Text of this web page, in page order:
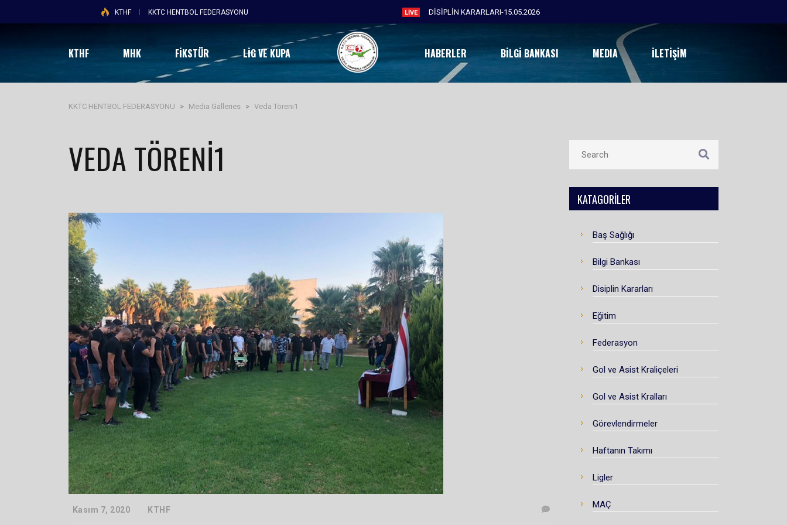
KTHF KKTC HENTBOL FEDERASYONU LIVE
KTHF MHK FİKSTÜR LIG VE KUPA HABERLER BILGI BANKASI MEDIA İLETIŞIM
KKTC HENTBOL FEDERASYONU > Media Galleries > Veda Töreni1
VEDA TÖRENI1
Kasım 7, 2020 KTHF
KATAGORILER
Baş Sağlığı
Bilgi Bankası
Disiplin Kararları
Eğitim
Federasyon
Gol ve Asist Kraliçeleri
Gol ve Asist Kralları
Görevlendirmeler
Haftanın Takımı
Ligler
MAÇ